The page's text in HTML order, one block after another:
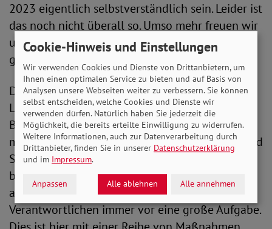
2023 eigentlich selbstverständlich sein. Leider ist
das noch nicht überall so. Umso mehr freuen wir
uns, dass Bad Segeberg an dieser Stelle mit
gutem Beispiel vorangeht.“
Dirk Mitzloff, Stellvertreter der
Landesbeauftragten für Menschen mit
Behinderung, sagte: „Orte der Begegnung
müssen inklusiv gestaltet sein. Im WortOrt in Bad
Segeberg scheint dies gelungen zu sein. Ein
bestehendes älteres Gebäude an die Bedarfe
aller Bürger einer Stadt anzupassen, stellt die
Verantwortlichen immer vor eine große Aufgabe.
Cookie-Hinweis und Einstellungen
Wir verwenden Cookies und Dienste von Drittanbietern, um
Ihnen einen optimalen Service zu bieten und auf Basis von
Analysen unsere Webseiten weiter zu verbessern. Sie können
selbst entscheiden, welche Cookies und Dienste wir
verwenden dürfen. Natürlich haben Sie jederzeit die
Möglichkeit, die bereits erteilte Einwilligung zu widerrufen.
Weitere Informationen, auch zur Datenverarbeitung durch
Drittanbieter, finden Sie in unserer Datenschutzerklärung
und im Impressum.
Anpassen Alle ablehnen Alle annehmen